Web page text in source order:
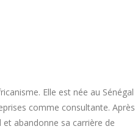
Elle est née au Sénégal
comme consultante. Après
et abandonne sa carrière de